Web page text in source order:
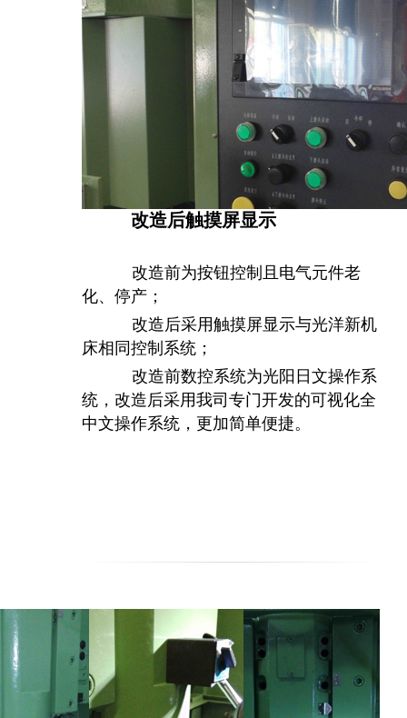
改造后触摸屏显示
改造前为按钮控制且电气元件老
化、停产；
改造后采用触摸屏显示与光洋新机
床相同控制系统；
改造前数控系统为光阳日文操作系
统，改造后采用我司专门开发的可视化全
中文操作系统，更加简单便捷。